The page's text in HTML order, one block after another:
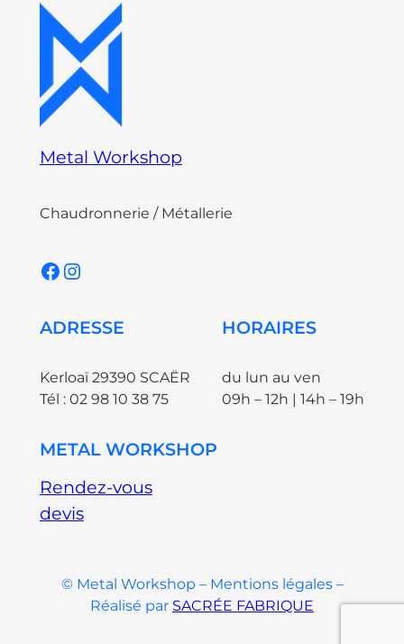
Metal Workshop
Chaudronnerie / Métallerie
Facebook Instagram
ADRESSE
Kerloaï 29390 SCAËR
Tél : 02 98 10 38 75
HORAIRES
du lun au ven
09h – 12h | 14h – 19h
METAL WORKSHOP
Rendez-vous
devis
© Metal Workshop – Mentions légales –
Réalisé par SACRÉE FABRIQUE